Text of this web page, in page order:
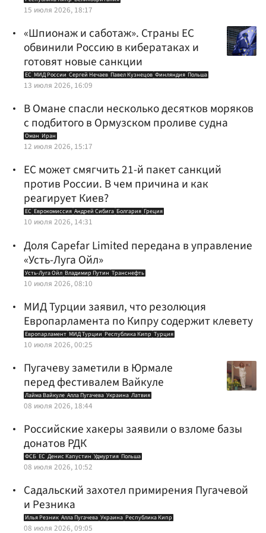
15 июля 2026, 18:17
«Шпионаж и саботаж». Страны ЕС
обвинили Россию в кибератаках и
готовят новые санкции
ЕС МИД России Сергей Нечаев Павел Кузнецов Финляндия Польша
13 июля 2026, 16:09
В Омане спасли несколько десятков моряков
с подбитого в Ормузском проливе судна
Оман Иран
12 июля 2026, 15:17
ЕС может смягчить 21-й пакет санкций
против России. В чем причина и как
реагирует Киев?
ЕС Еврокомиссия Андрей Сибига Болгария Греция
10 июля 2026, 14:31
Доля Capefar Limited передана в управление
«Усть-Луга Ойл»
Усть-Луга Ойл Владимир Путин Транснефть
10 июля 2026, 08:10
МИД Турции заявил, что резолюция
Европарламента по Кипру содержит клевету
Европарламент МИД Турции Республика Кипр Турция
10 июля 2026, 00:25
Пугачеву заметили в Юрмале
перед фестивалем Вайкуле
Лайма Вайкуле Алла Пугачева Украина Латвия
08 июля 2026, 18:44
Российские хакеры заявили о взломе базы
донатов РДК
ФСБ ЕС Денис Капустин Удмуртия Польша
08 июля 2026, 10:52
Садальский захотел примирения Пугачевой
и Резника
Илья Резник Алла Пугачева Украина Республика Кипр
08 июля 2026, 09:05